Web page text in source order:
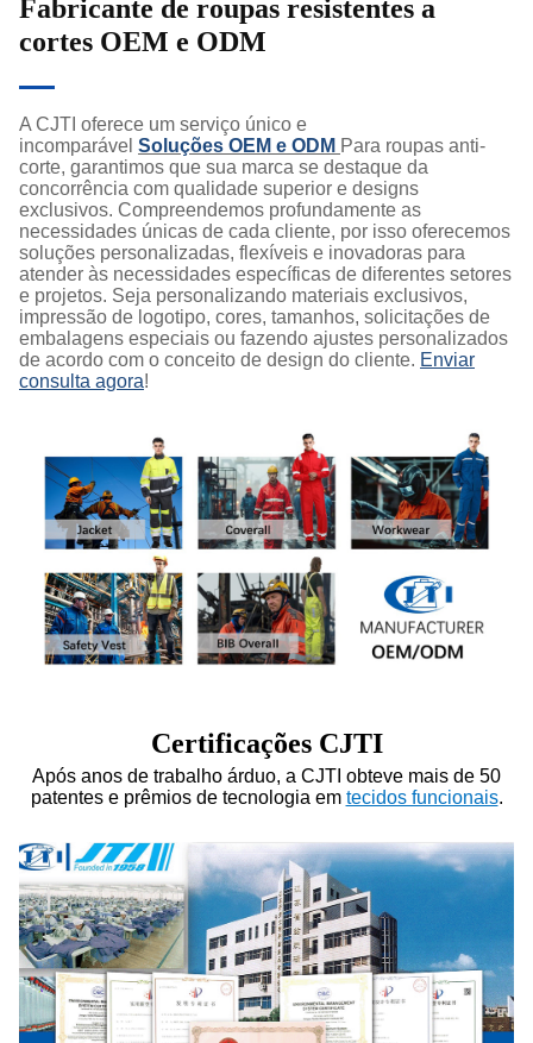
Fabricante de roupas resistentes a
cortes OEM e ODM
A CJTI oferece um serviço único e
incomparável Soluções OEM e ODM Para roupas anti-
corte, garantimos que sua marca se destaque da
concorrência com qualidade superior e designs
exclusivos. Compreendemos profundamente as
necessidades únicas de cada cliente, por isso oferecemos
soluções personalizadas, flexíveis e inovadoras para
atender às necessidades específicas de diferentes setores
e projetos. Seja personalizando materiais exclusivos,
impressão de logotipo, cores, tamanhos, solicitações de
embalagens especiais ou fazendo ajustes personalizados
de acordo com o conceito de design do cliente. Enviar
consulta agora!
Certificações CJTI
Após anos de trabalho árduo, a CJTI obteve mais de 50
patentes e prêmios de tecnologia em tecidos funcionais.